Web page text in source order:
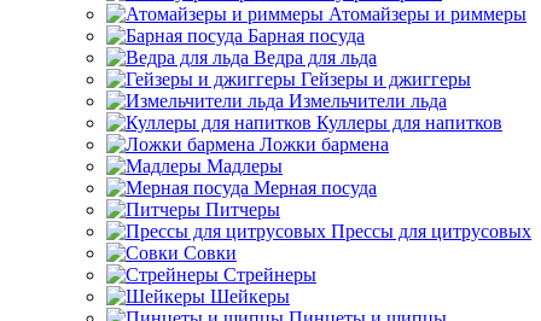
Атомайзеры и риммеры
Барная посуда
Ведра для льда
Гейзеры и джиггеры
Измельчители льда
Куллеры для напитков
Ложки бармена
Мадлеры
Мерная посуда
Питчеры
Прессы для цитрусовых
Совки
Стрейнеры
Шейкеры